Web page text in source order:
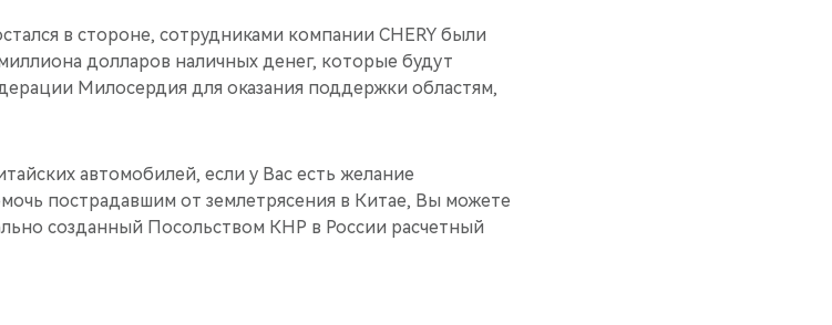
в стороне, сотрудниками компании CHERY были
долларов наличных денег, которые будут
Милосердия для оказания поддержки областям,
автомобилей, если у Вас есть желание
пострадавшим от землетрясения в Китае, Вы можете
созданный Посольством КНР в России расчетный